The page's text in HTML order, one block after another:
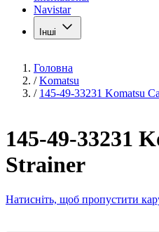
Navistar
Інші
Головна
/ Komatsu
/ 145-49-33231 Komatsu
145-49-33231
Strainer
Натисніть, щоб пропустити